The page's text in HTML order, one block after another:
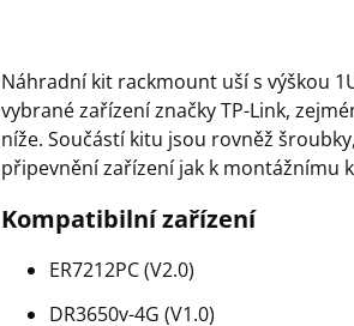
Náhradní kit rackmount uší s výškou
vybrané zařízení značky TP-Link,
níže. Součástí kitu jsou rovněž
připevnění zařízení jak k montážnímu
Kompatibilní zařízení
ER7212PC (V2.0)
DR3650v-4G (V1.0)